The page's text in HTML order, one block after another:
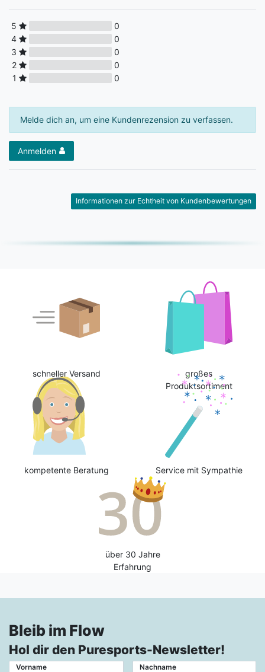
5
0
4
0
3
0
2
0
1
0
Melde dich an, um eine Kundenrezension zu verfassen.
Anmelden
Informationen zur Echtheit von Kundenbewertungen
schneller Versand
großes
Produktsortiment
kompetente Beratung Service mit Sympathie
über 30 Jahre
Erfahrung
Bleib im Flow
Hol dir den Puresports-Newsletter!
Vorname Nachname